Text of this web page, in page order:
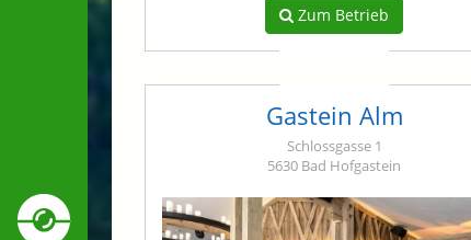
Zum Betrieb
Gastein Alm
Schlossgasse 1
5630 Bad Hofgastein